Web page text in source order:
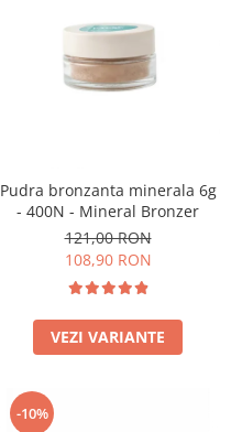
Pudra bronzanta minerala 6g
- 400N - Mineral Bronzer
121,00 RON
108,90 RON
VEZI VARIANTE
-10%